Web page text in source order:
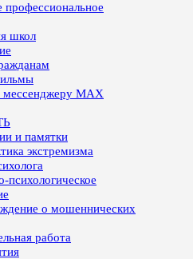
профессиональное
школ
MAX
и памятки
экстремизма
психологическое
о мошеннических
работа